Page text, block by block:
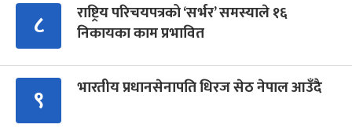
८
राष्ट्रिय परिचयपत्रको ‘सर्भर’ समस्याले १६
निकायका काम प्रभावित
९ भारतीय प्रधानसेनापति धिरज सेठ नेपाल आउँदै